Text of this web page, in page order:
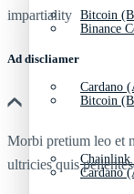
Bitcoin
Cardano
Binance
Bitcoin
Cardano
impartiality
Ad discliamer
Morbi pretium leo et
ultricies quis